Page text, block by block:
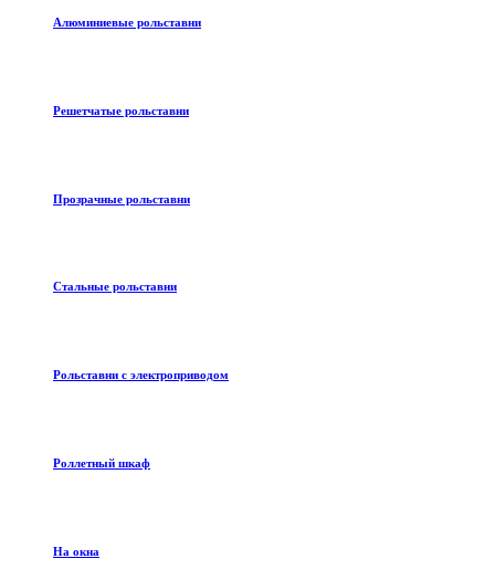
Алюминиевые рольставни
Решетчатые рольставни
Прозрачные рольставни
Стальные рольставни
Рольставни с электроприводом
Роллетный шкаф
На окна